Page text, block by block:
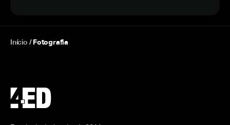
Início /Fotografia